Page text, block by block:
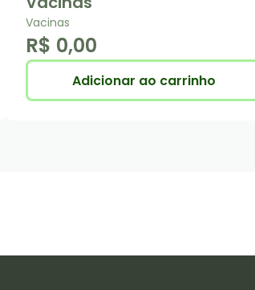
Vacinas
R$ 0,00
Adicionar ao carrinho